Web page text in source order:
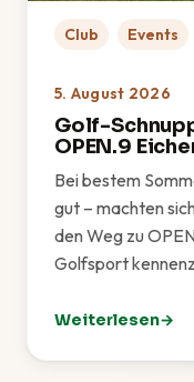
Club Events
5. August 2026
Golf-
OPEN.9
Bei bestem
gut – machten
den Weg zu
Golfsport
Weiterlesen
: Golf-